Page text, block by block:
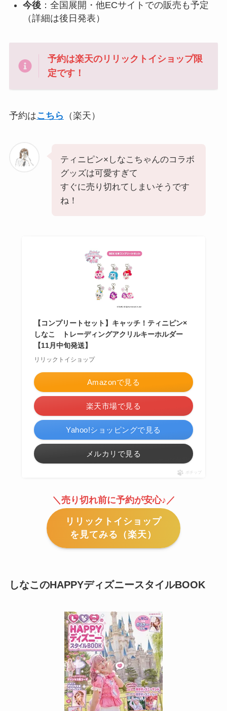
今後：全国展開・他ECサイトでの販売も予定
（詳細は後日発表）
予約は楽天のリリックトイショップ限
定です！
予約はこちら （楽天）
ティニピン×しなこちゃんのコラボ
グッズは可愛すぎて
すぐに売り切れてしまいそうです
ね！
【コンプリートセット】キャッチ！ティニピン×
しなこ トレーディングアクリルキーホルダー
【11月中旬発送】
リリックトイショップ
Amazonで見る
楽天市場で見る
Yahoo!ショッピングで見る
メルカリで見る
ポチップ
＼売り切れ前に予約が安心♪／
リリックトイショップ
を見てみる（楽天）
しなこのHAPPYディズニースタイルBOOK